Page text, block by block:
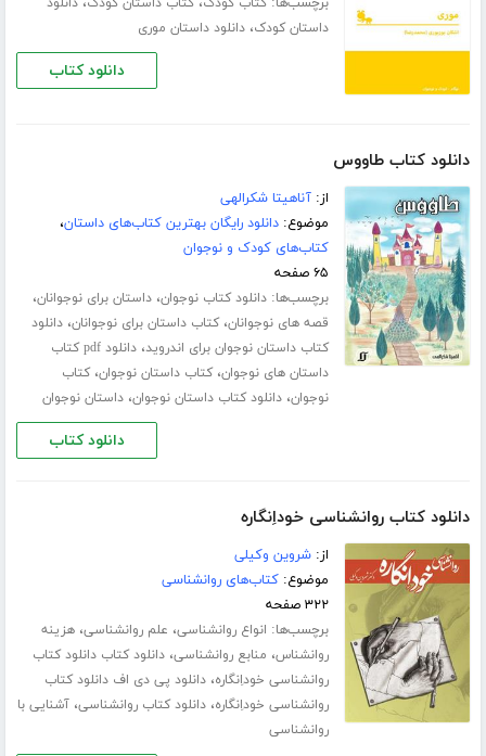
داستان کودک،دانلود داستان موری
دانلود کتاب
دانلود کتاب طاووس
از:آناهیتا شکرالهی
موضوع:دانلود رایگان بهترین کتاب‌های داستان،
کتاب‌های کودک و نوجوان
۶۵ صفحه
برچسب‌ها:دانلود کتاب نوجوان،داستان برای نوجوانان،
قصه های نوجوانان،کتاب داستان برای نوجوانان،دانلود
کتاب داستان نوجوان برای اندروید،
دانلود pdf کتاب
داستان های نوجوان،کتاب داستان نوجوان،کتاب
نوجوان،دانلود کتاب داستان نوجوان،داستان نوجوان
دانلود کتاب
دانلود کتاب روانشناسی خوداِنگاره
از:شروین وکیلی
موضوع:کتاب‌های روانشناسی
۳۲۲ صفحه
برچسب‌ها: انواع روانشناسی، علم روانشناسی،هزینه
روانشناس، منابع روانشناسی،دانلود کتاب دانلود کتاب
روانشناسی خوداِنگاره،دانلود پی دی اف دانلود کتاب
روانشناسی خوداِنگاره،دانلود کتاب روانشناسی،آشنایی با
روانشناسی